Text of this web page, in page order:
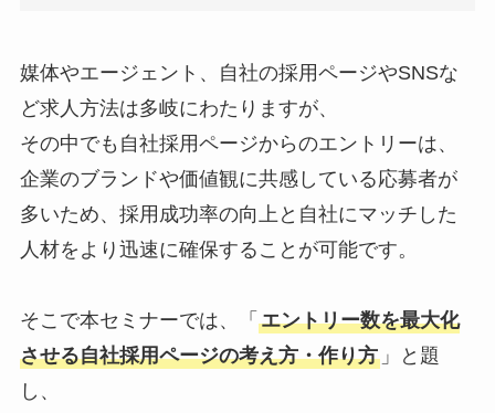
媒体やエージェント、自社の採用ページやSNSな
ど求人方法は多岐にわたりますが、
その中でも自社採用ページからのエントリーは、
企業のブランドや価値観に共感している応募者が
多いため、採用成功率の向上と自社にマッチした
人材をより迅速に確保することが可能です。
そこで本セミナーでは、「 エントリー数を最大化
させる自社採用ページの考え方・作り方」と題
し、